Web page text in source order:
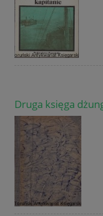
Druga księga